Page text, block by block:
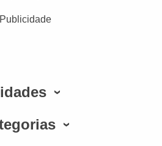
Publicidade